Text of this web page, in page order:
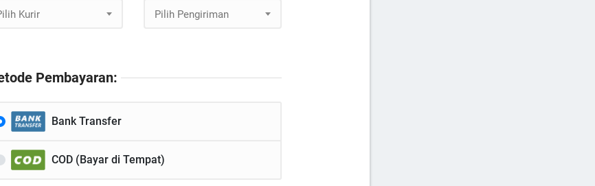
Kurir Pilih Pengiriman
Pembayaran:
Bank Transfer
COD (Bayar di Tempat)